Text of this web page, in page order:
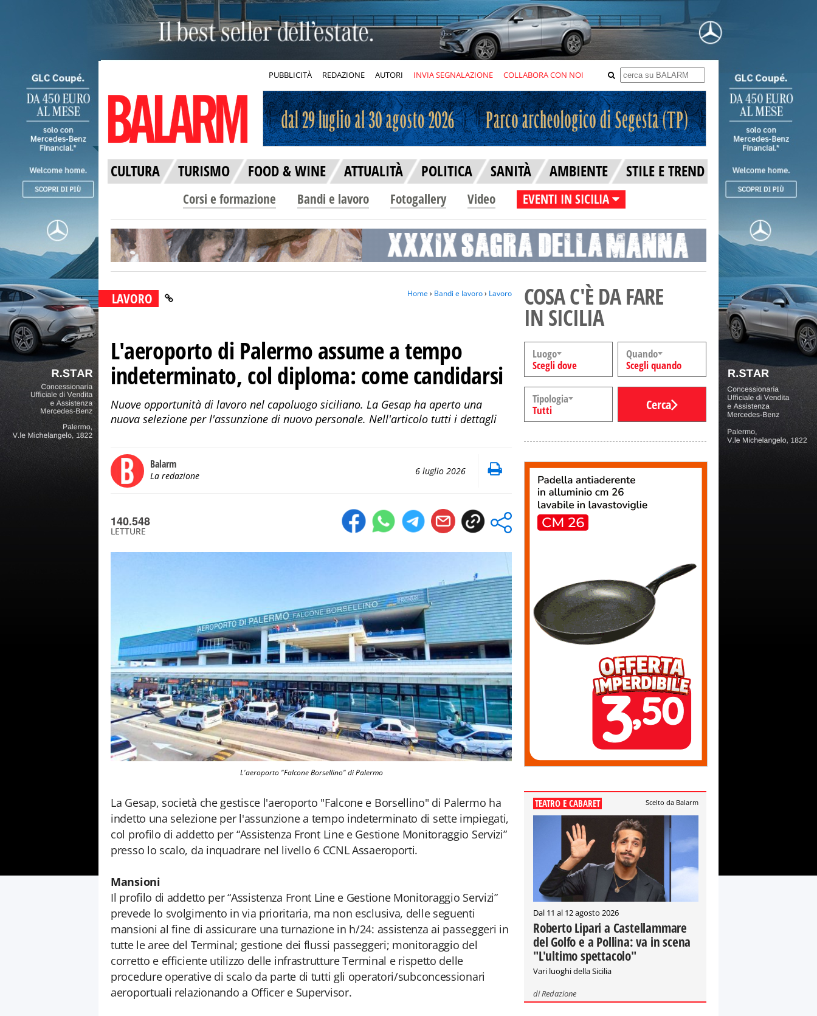
PUBBLICITÀ REDAZIONE AUTORI INVIA SEGNALAZIONE COLLABORA CON NOI
CULTURA TURISMO FOOD & WINE ATTUALITÀ POLITICA SANITÀ AMBIENTE STILE E TREND
Corsi e formazione Bandi e lavoro Fotogallery Video EVENTI IN SICILIA
LAVORO Home› Bandi e lavoro› Lavoro
L'aeroporto di Palermo assume a tempo
indeterminato, col diploma: come candidarsi
Nuove opportunità di lavoro nel capoluogo siciliano. La Gesap ha aperto una
nuova selezione per l'assunzione di nuovo personale. Nell'articolo tutti i dettagli
Balarm
La redazione 6 luglio 2026
140.548
LETTURE
L'aeroporto "Falcone Borsellino" di Palermo
La Gesap, società che gestisce l'aeroporto "Falcone e Borsellino" di Palermo ha
indetto una selezione per l'assunzione a tempo indeterminato di sette impiegati,
col profilo di addetto per “Assistenza Front Line e Gestione Monitoraggio Servizi”
presso lo scalo, da inquadrare nel livello 6 CCNL Assaeroporti.
Mansioni
Il profilo di addetto per “Assistenza Front Line e Gestione Monitoraggio Servizi”
prevede lo svolgimento in via prioritaria, ma non esclusiva, delle seguenti
mansioni al fine di assicurare una turnazione in h/24: assistenza ai passeggeri in
tutte le aree del Terminal; gestione dei flussi passeggeri; monitoraggio del
corretto e efficiente utilizzo delle infrastrutture Terminal e rispetto delle
procedure operative di scalo da parte di tutti gli operatori/subconcessionari
aeroportuali relazionando a Officer e Supervisor.
COSA C'È DA FARE
IN SICILIA
Luogo
Scegli dove
Quando
Scegli quando
Tipologia
Tutti
Cerca
TEATRO E CABARET Scelto da Balarm
Dal 11 al 12 agosto 2026
Roberto Lipari a Castellammare
del Golfo e a Pollina: va in scena
"L'ultimo spettacolo"
Vari luoghi della Sicilia
diRedazione